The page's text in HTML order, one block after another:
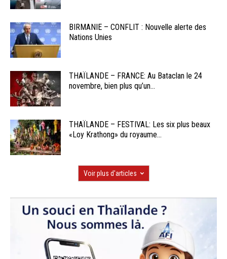
BIRMANIE – CONFLIT : Nouvelle alerte des
Nations Unies
THAÏLANDE – FRANCE: Au Bataclan le 24
novembre, bien plus qu’un...
THAÏLANDE – FESTIVAL: Les six plus beaux
«Loy Krathong» du royaume...
Voir plus d'articles